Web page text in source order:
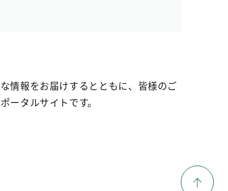
情報をお届けするとともに、皆様のご
ータルサイトです。